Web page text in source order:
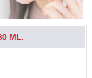
ML.